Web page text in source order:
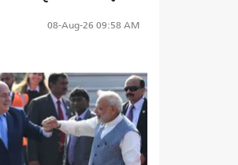
08-Aug-26 09:58 AM